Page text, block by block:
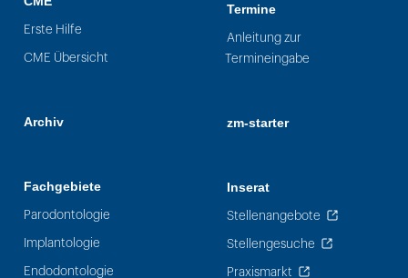
Erste Hilfe
CME Übersicht
Archiv
Fachgebiete
Parodontologie
Implantologie
Endodontologie
Termine
Anleitung zur
Termineingabe
zm-starter
Inserat
Stellenangebote
Stellengesuche
Praxismarkt